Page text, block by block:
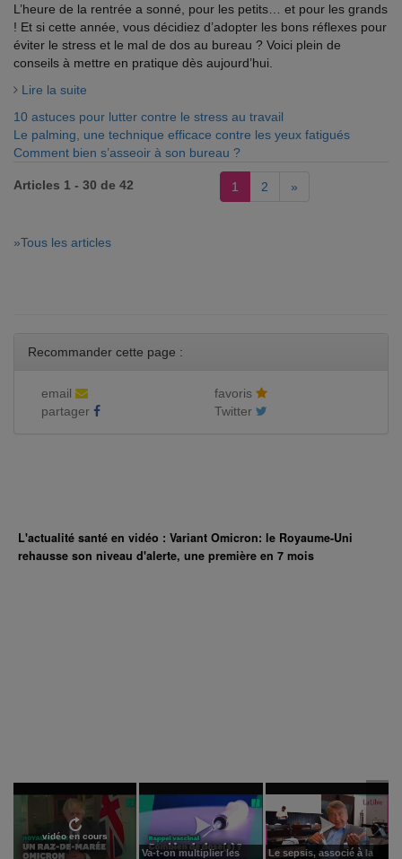
L’heure de la rentrée a sonné, pour les petits… et pour les grands
! Et si cette année, vous décidiez d’adopter les bons réflexes pour
éviter le stress et le mal de dos au bureau ? Voici plein de
conseils à mettre en pratique dès aujourd’hui.
Lire la suite
10 astuces pour lutter contre le stress au travail
Le palming, une technique efficace contre les yeux fatigués
Comment bien s’asseoir à son bureau ?
Articles 1 - 30 de 42 1 2 »
»Tous les articles
Recommander cette page :
email
favoris
partager
Twitter
L'actualité santé en vidéo : Variant Omicron: le Royaume-Uni
rehausse son niveau d'alerte, une première en 7 mois
vidéo en cours
Va-t-on multiplier les
Le sepsis, associé à la